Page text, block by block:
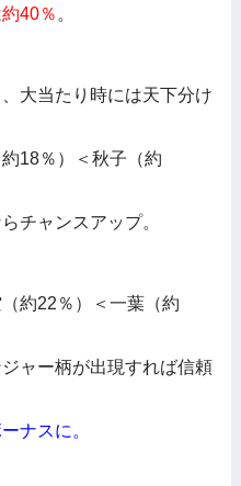
約40％ 。
大当たり時には天下分け
18％）＜秋子（約
チャンスアップ。
約22％）＜一葉（約
ャー柄が出現すれば信頼
ナスに。